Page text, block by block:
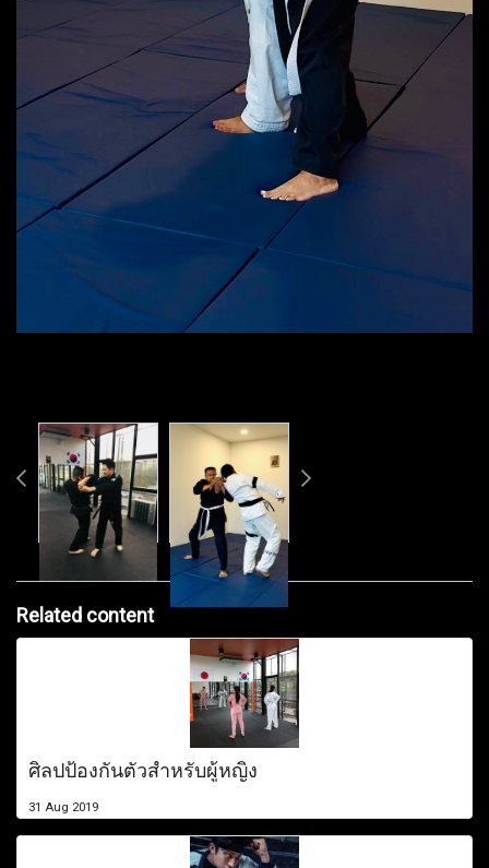
Related content
ศิลปป้องกันตัวสำหรับผู้หญิง
31 Aug 2019